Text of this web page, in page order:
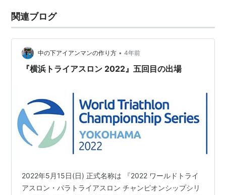
国際連合（国連
電気通信に関する標準化を推進している組織（ITU-T）
などがある。
関連ブログ
中の下アイアンマンの作り方 • 4年前
『横浜トライアスロン 2022』五回目の出場
2022年5月15日(日) 正式名称は 『2022 ワールドトライ
アスロン・パラトライアスロン チャンピオンシップシリ